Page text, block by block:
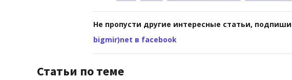
Не пропусти другие интересные статьи,
bigmir)net в facebook
Статьи по теме